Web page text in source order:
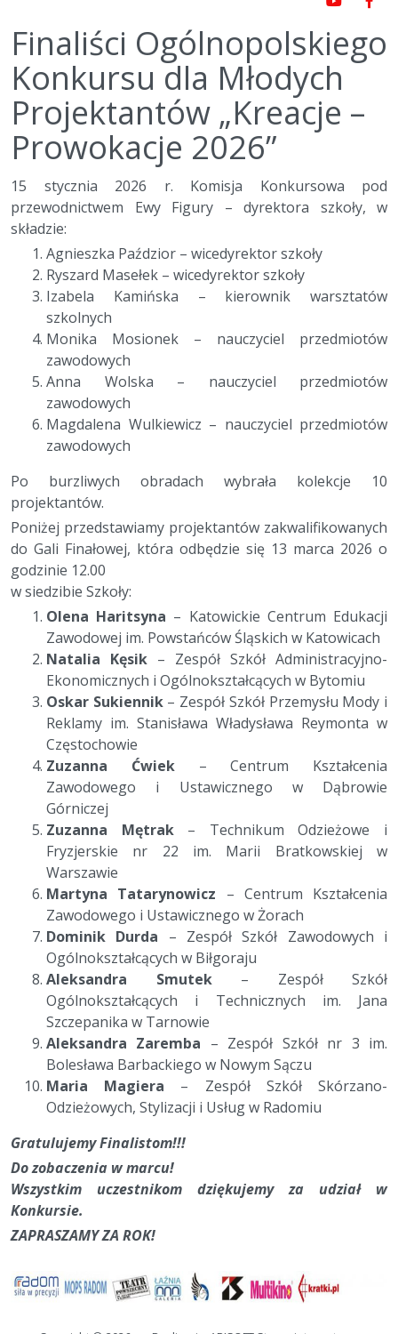
Finaliści Ogólnopolskiego
Konkursu dla Młodych
Projektantów „Kreacje –
Prowokacje 2026”
15 stycznia 2026 r. Komisja Konkursowa pod
przewodnictwem Ewy Figury – dyrektora szkoły, w
składzie:
Agnieszka Paździor – wicedyrektor szkoły
Ryszard Masełek – wicedyrektor szkoły
Izabela Kamińska – kierownik warsztatów
szkolnych
Monika Mosionek – nauczyciel przedmiotów
zawodowych
Anna Wolska – nauczyciel przedmiotów
zawodowych
Magdalena Wulkiewicz – nauczyciel przedmiotów
zawodowych
Po burzliwych obradach wybrała kolekcje 10
projektantów.
Poniżej przedstawiamy projektantów zakwalifikowanych
do Gali Finałowej, która odbędzie się 13 marca 2026 o
godzinie 12.00
w siedzibie Szkoły:
Olena Haritsyna – Katowickie Centrum Edukacji
Zawodowej im. Powstańców Śląskich w Katowicach
Natalia Kęsik – Zespół Szkół Administracyjno-
Ekonomicznych i Ogólnokształcących w Bytomiu
Oskar Sukiennik– Zespół Szkół Przemysłu Mody i
Reklamy im. Stanisława Władysława Reymonta w
Częstochowie
Zuzanna Ćwiek– Centrum Kształcenia
Zawodowego i Ustawicznego w Dąbrowie
Górniczej
Zuzanna Mętrak– Technikum Odzieżowe i
Fryzjerskie nr 22 im. Marii Bratkowskiej w
Warszawie
Martyna Tatarynowicz – Centrum Kształcenia
Zawodowego i Ustawicznego w Żorach
Dominik Durda – Zespół Szkół Zawodowych i
Ogólnokształcących w Biłgoraju
Aleksandra Smutek– Zespół Szkół
Ogólnokształcących i Technicznych im. Jana
Szczepanika w Tarnowie
Aleksandra Zaremba – Zespół Szkół nr 3 im.
Bolesława Barbackiego w Nowym Sączu
Maria Magiera – Zespół Szkół Skórzano-
Odzieżowych, Stylizacji i Usług w Radomiu
Gratulujemy Finalistom!!!
Do zobaczenia w marcu!
Wszystkim uczestnikom dziękujemy za udział w
Konkursie.
ZAPRASZAMY ZA ROK!